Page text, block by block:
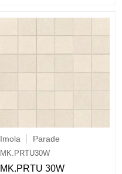
Imola Parade
MK.PRTU30W
MK.PRTU 30W